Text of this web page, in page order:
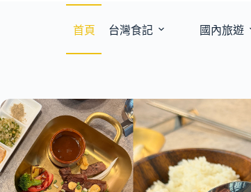
首頁 台灣食記 國內旅遊